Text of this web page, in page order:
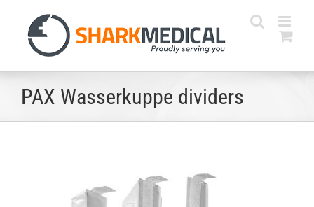
content
PAX Wasserkuppe dividers